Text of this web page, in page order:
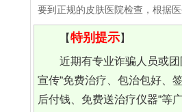
要到正规的皮肤医院检查，根据医
【特别提示】
近期有专业诈骗人员或
宣传“免费治疗、包治包好、
后付钱、免费送治疗仪器“等